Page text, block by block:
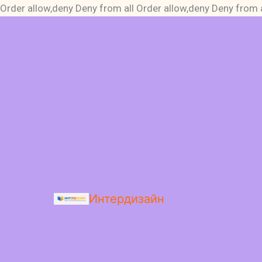
Order allow,deny Deny from all Order allow,deny Deny from
Интердизайн